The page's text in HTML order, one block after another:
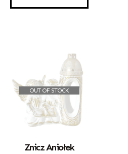
OUT OF STOCK
Znicz Aniołek